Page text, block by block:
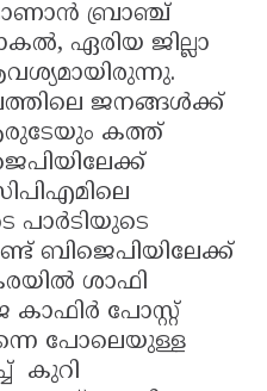
ബ്രാഞ്ച്
ഏരിയ ജില്ലാ
ജനങ്ങൾക്ക്
ആരുടേയും കത്ത്
ബിജെപിയിലേക്ക്
ശാഫി
കാഫിർ പോസ്റ്റ്
പോലെയുള്ള
കുറി